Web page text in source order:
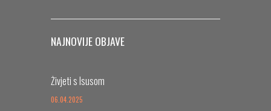
NAJNOVIJE OBJAVE
Živjeti s Isusom
06.04.2025